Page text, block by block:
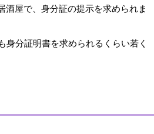
酒屋で、身分証の提示を求められま
身分証明書を求められるくらい若く